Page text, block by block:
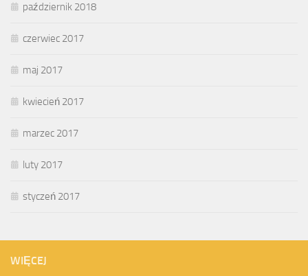
październik 2018
czerwiec 2017
maj 2017
kwiecień 2017
marzec 2017
luty 2017
styczeń 2017
WIĘCEJ